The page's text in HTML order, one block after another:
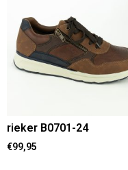
rieker B0701-24
€99,95